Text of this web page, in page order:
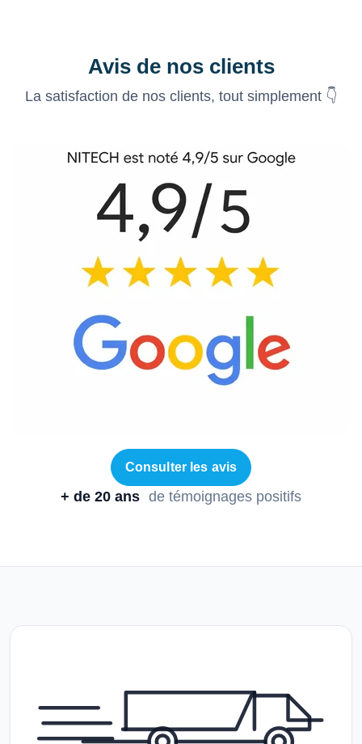
Avis de nos clients
La satisfaction de nos clients, tout simplement 👇
Consulter les avis
+ de 20 ans de témoignages positifs